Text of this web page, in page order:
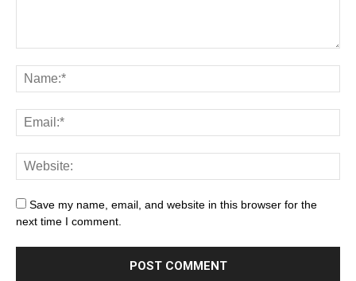
Save my name, email, and website in this browser for the
next time I comment.